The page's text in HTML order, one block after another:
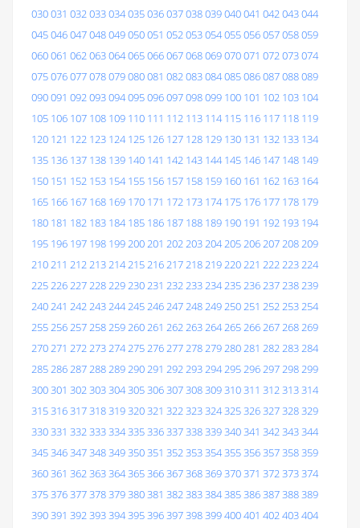
030031 032033034035036037038039040041 042043044
045046047048049050051 052053054055056057058059
060061 062063064065066067068069070071 072073074
075076077078079080081 082083084085086087088089
090091 092093094095096097098099 100 101 102 103 104
105 106 107 108 109 110 111 112 113 114 115 116 117 118 119
120 121 122 123 124 125 126 127 128 129 130 131 132 133 134
135 136 137 138 139 140 141 142 143 144 145 146 147 148 149
150 151 152 153 154 155 156 157 158 159 160 161 162 163 164
165 166 167 168 169 170 171 172 173 174 175 176 177 178 179
180 181 182 183 184 185 186 187 188 189 190 191 192 193 194
195 196 197 198 199200201 202203204205206207208209
210211 212213214215216217218219220221 222223224
225226227228229230231 232233234235236237238239
240241 242243244245246247248249250251 252253254
255256257258259260261 262263264265266267268269
270271 272273274275276277278279280281 282283284
285286287288289290291 292293294295296297298299
300301 302303304305306307308309310311 312313314
315316317318319320321 322323324325326327328329
330331 332333334335336337338339340341 342343344
345346347348349350351 352353354355356357358359
360361 362363364365366367368369370371 372373374
375376377378379380381 382383384385386387388389
390391 392393394395396397398399400401 402403404